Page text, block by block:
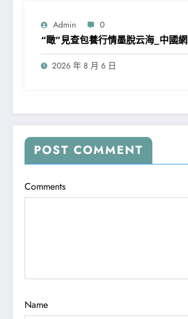
Admin 0
“瞰”見查包養行情墨脫云海_中國網
2026 年 8 月 6 日
POST COMMENT
Comments
Name